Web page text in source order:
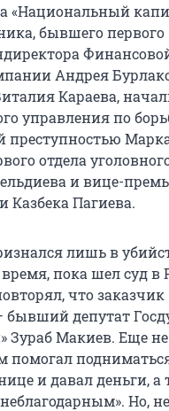
«Национальный
бывшего первого
Андрея
Караева,
управления по
преступностью
отдела
и вице-
Казбека Пагиева.
лишь в
пока шел суд в
что заказчик
бывший депутат
Зураб Макиев. Еще
помогал
и давал деньги, а
Но,